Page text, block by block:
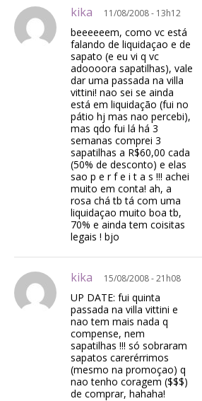
kika 11/08/2008 - 13h12
beeeeeem, como vc está
falando de liquidaçao e de
sapato (e eu vi q vc
adoooora sapatilhas), vale
dar uma passada na villa
vittini! nao sei se ainda
está em liquidação (fui no
pátio hj mas nao percebi),
mas qdo fui lá há 3
semanas comprei 3
sapatilhas a R$60,00 cada
(50% de desconto) e elas
sao p e r f e i t a s !!! achei
muito em conta! ah, a
rosa chá tb tá com uma
liquidaçao muito boa tb,
70% e ainda tem coisitas
legais ! bjo
kika 15/08/2008 - 21h08
UP DATE: fui quinta
passada na villa vittini e
nao tem mais nada q
compense, nem
sapatilhas !!! só sobraram
sapatos carerérrimos
(mesmo na promoçao) q
nao tenho coragem ($$$)
de comprar, hahaha!